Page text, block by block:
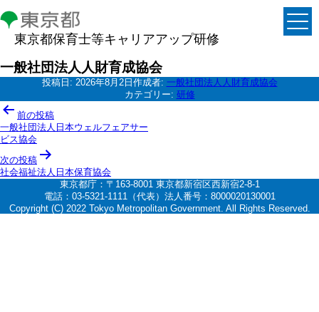
東京都保育士等キャリアアップ研修
一般社団法人人財育成協会
投稿日: 2026年8月2日 作成者: 一般社団法人人財育成協会
カテゴリー: 研修
投
稿
ナ
ビ
ゲ
ー
前の投稿
一般社団法人日本ウェルフェアサー
ビス協会
次の投稿
社会福祉法人日本保育協会
東京都庁：〒163-8001 東京都新宿区西新宿2-8-1
電話：03-5321-1111（代表）法人番号：8000020130001
Copyright (C) 2022 Tokyo Metropolitan Government. All Rights Reserved.